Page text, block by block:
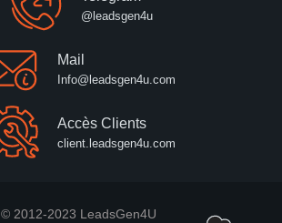
@leadsgen4u
Mail
Info@leadsgen4u.com
Accès Clients
client.leadsgen4u.com
© 2012-2023 LeadsGen4U